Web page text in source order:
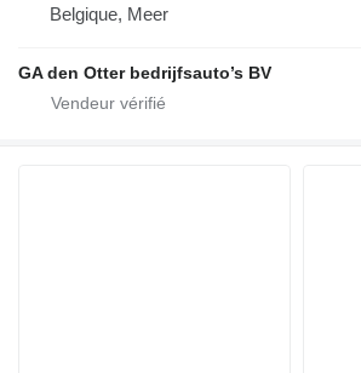
Belgique, Meer
GA den Otter bedrijfsauto’s BV